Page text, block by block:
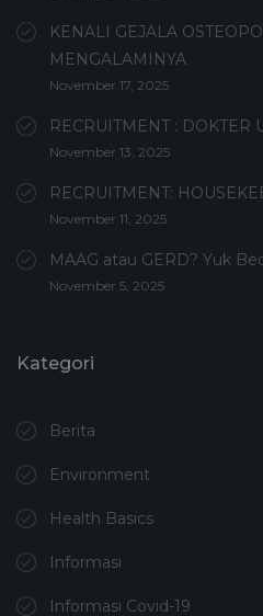
KENALI GEJALA
MENGALAMINYA
November 17, 2025
RECRUITMENT : DOKTER
November 13, 2025
RECRUITMENT:
November 11, 2025
MAAG atau GERD? Yuk
November 5, 2025
Kategori
Berita
Environment
Health Basics
Informasi
Informasi Covid-19